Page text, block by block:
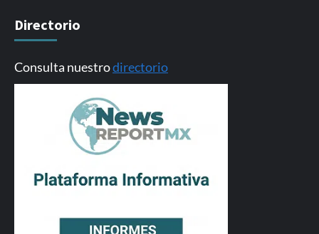
Directorio
Consulta nuestrodirectorio